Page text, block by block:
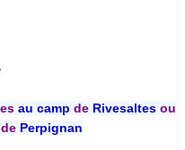
au camp deRivesaltesou
Perpignan